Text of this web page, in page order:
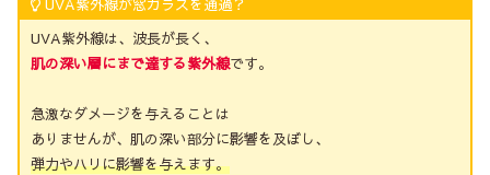
UVA紫外線が窓ガラスを通過？
UVA紫外線は、波長が長く、
肌の深い層にまで達する紫外線です。
急激なダメージを与えることは
ありませんが、肌の深い部分に影響を及ぼし、
弾力やハリに影響を与えます。